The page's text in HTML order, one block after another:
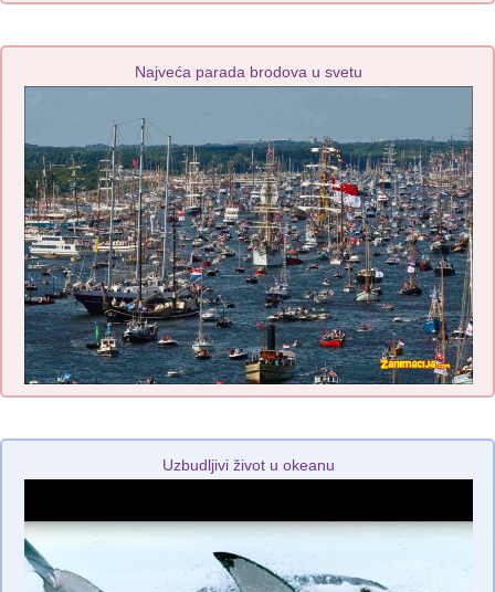
Najveća parada brodova u svetu
Uzbudljivi život u okeanu